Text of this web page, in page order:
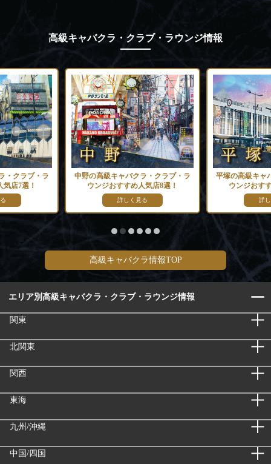
高級キャバクラ・クラブ・ラウンジ情報
・クラブ・ラ
店7選！
中野の高級キャバクラ・クラブ・ラ
ウンジおすすめ人気店8選！
詳しく見る
平塚の高級キャ
ウンジおす
詳
高級キャバクラ情報TOP
エリア別高級キャバクラ・クラブ・ラウンジ情報
関東
北関東
関西
東海
九州/沖縄
中国/四国